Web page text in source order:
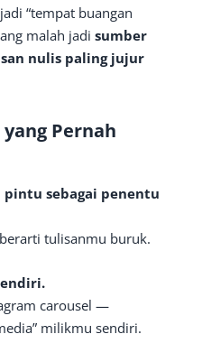
“tempat buangan
malah jadi sumber
nulis paling jujur
Pernah
pintu sebagai penentu
tulisanmu buruk.
carousel —
milikmu sendiri.